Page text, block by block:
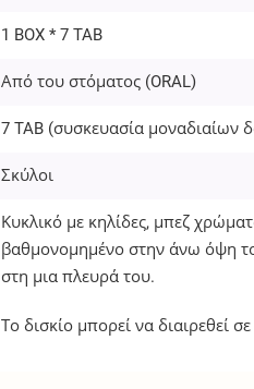
1 BOX * 7 TAB
Από του στόματος (ORAL)
7TAB (συσκευασία μοναδιαίων
Σκύλοι
Κυκλικό με κηλίδες, μπεζ
βαθμονομημένο στην άνω όψη
στη μια πλευρά του.
Το δισκίο μπορεί να διαιρεθεί